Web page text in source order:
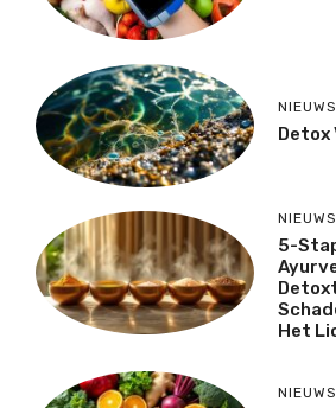
NIEUWS
Detox
NIEUWS
5-
Het
NIEUWS